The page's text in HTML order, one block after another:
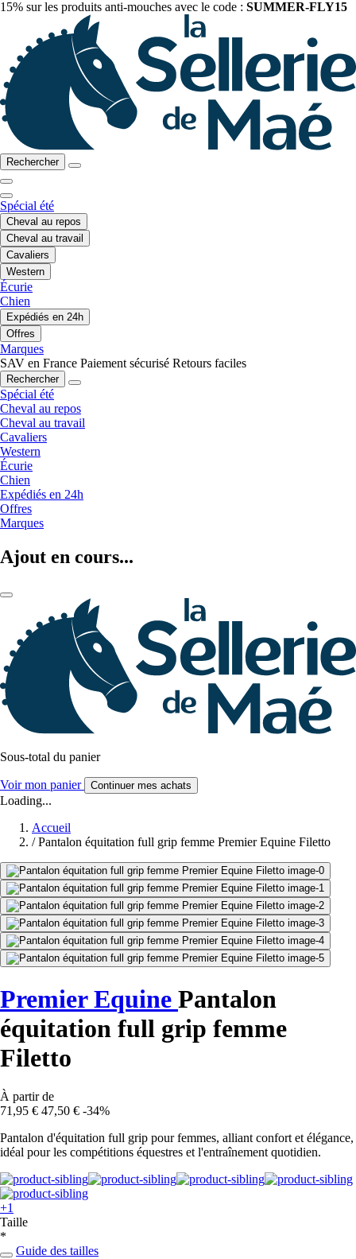
15% sur les produits anti-mouches avec le code : SUMMER-FLY15
Rechercher
Spécial été
Cheval au repos
Cheval au travail
Cavaliers
Western
Écurie
Chien
Expédiés en 24h
Offres
Marques
SAV en France Paiement sécurisé Retours faciles
Rechercher
Spécial été
Cheval au repos
Cheval au travail
Cavaliers
Western
Écurie
Chien
Expédiés en 24h
Offres
Marques
Ajout en cours...
Sous-total du panier
Voir mon panier Continuer mes achats
Loading...
Accueil
/ Pantalon équitation full grip femme Premier Equine Filetto
Premier Equine Pantalon
équitation full grip femme
Filetto
À partir de
71,95 € 47,50 € -34%
Pantalon d'équitation full grip pour femmes, alliant confort et élégance,
idéal pour les compétitions équestres et l'entraînement quotidien.
+1
Taille
*
Guide des tailles